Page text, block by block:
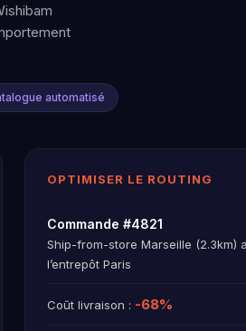
automatisé
OPTIMISER LE ROUTING
Commande #4821
Ship-from-store Marseille (2.3km)
l’entrepôt Paris
Coût livraison : -68%